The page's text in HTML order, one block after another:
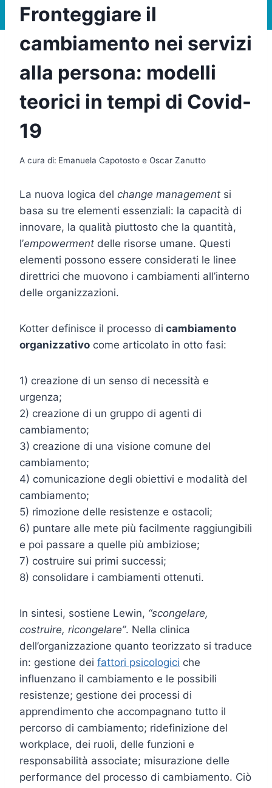
Fronteggiare il
cambiamento nei servizi
alla persona: modelli
teorici in tempi di Covid-
19
A cura di: Emanuela Capotosto e Oscar Zanutto
La nuova logica del change management si
basa su tre elementi essenziali: la capacità di
innovare, la qualità piuttosto che la quantità,
l’empowerment delle risorse umane. Questi
elementi possono essere considerati le linee
direttrici che muovono i cambiamenti all’interno
delle organizzazioni.
Kotter definisce il processo di cambiamento
organizzativo come articolato in otto fasi:
1) creazione di un senso di necessità e
urgenza;
2) creazione di un gruppo di agenti di
cambiamento;
3) creazione di una visione comune del
cambiamento;
4) comunicazione degli obiettivi e modalità del
cambiamento;
5) rimozione delle resistenze e ostacoli;
6) puntare alle mete più facilmente raggiungibili
e poi passare a quelle più ambiziose;
7) costruire sui primi successi;
8) consolidare i cambiamenti ottenuti.
In sintesi, sostiene Lewin, “scongelare,
costruire, ricongelare”. Nella clinica
dell’organizzazione quanto teorizzato si traduce
in: gestione dei fattori psicologici che
influenzano il cambiamento e le possibili
resistenze; gestione dei processi di
apprendimento che accompagnano tutto il
percorso di cambiamento; ridefinizione del
workplace, dei ruoli, delle funzioni e
responsabilità associate; misurazione delle
performance del processo di cambiamento. Ciò